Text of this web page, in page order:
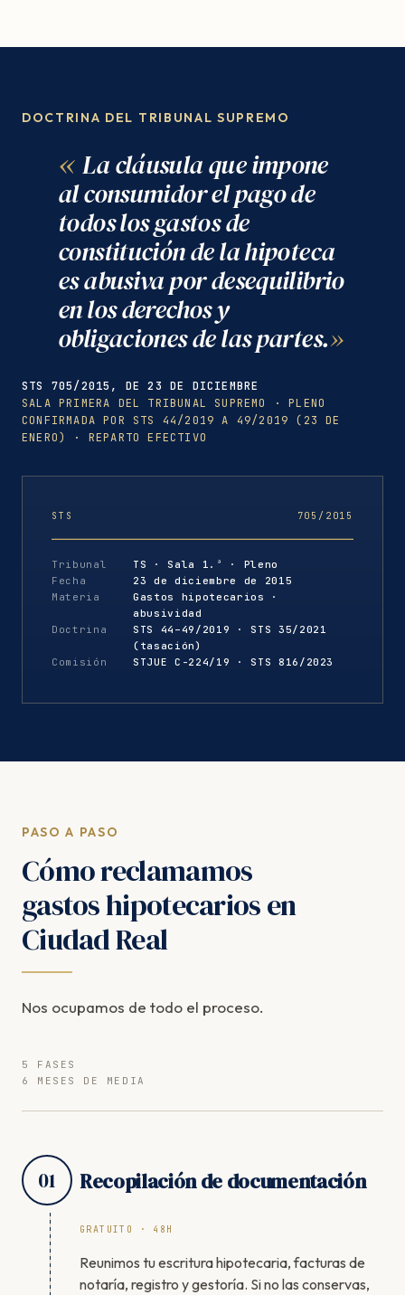
DOCTRINA DEL TRIBUNAL SUPREMO
La cláusula que impone
al consumidor el pago de
todos los gastos de
constitución de la hipoteca
es abusiva por desequilibrio
en los derechos y
obligaciones de las partes.
STS 705/2015, DE 23 DE DICIEMBRE
SALA PRIMERA DEL TRIBUNAL SUPREMO · PLENO
CONFIRMADA POR STS 44/2019 A 49/2019 (23 DE
ENERO) · REPARTO EFECTIVO
STS 705/2015
Tribunal
TS · Sala 1.ª · Pleno
Fecha
23 de diciembre de 2015
Materia
Gastos hipotecarios ·
abusividad
Doctrina
STS 44–49/2019 · STS 35/2021
(tasación)
Comisión
STJUE C-224/19 · STS 816/2023
PASO A PASO
Cómo reclamamos
gastos hipotecarios en
Ciudad Real
Nos ocupamos de todo el proceso.
5 FASES
6 MESES DE MEDIA
01 Recopilación de documentación
GRATUITO · 48H
Reunimos tu escritura hipotecaria, facturas de
notaría, registro y gestoría. Si no las conservas,